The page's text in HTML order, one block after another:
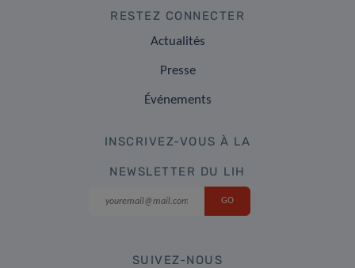
RESTEZ CONNECTER
Actualités
Presse
Événements
INSCRIVEZ-VOUS À LA
NEWSLETTER DU LIH
SUIVEZ-NOUS